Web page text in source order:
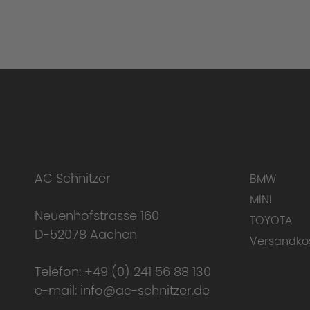
AC Schnitzer
Neuenhofstrasse 160
D-52078 Aachen
Telefon: +49 (0) 241 56 88 130
e-mail: info@ac-schnitzer.de
BMW
MINI
TOYOTA